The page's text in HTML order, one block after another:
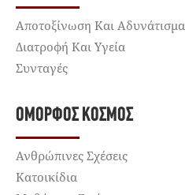
Αποτοξίνωση Και Αδυνάτισμα
Διατροφή Και Υγεία
Συνταγές
ΌΜΟΡΦΟΣ ΚΌΣΜΟΣ
Ανθρώπινες Σχέσεις
Κατοικίδια